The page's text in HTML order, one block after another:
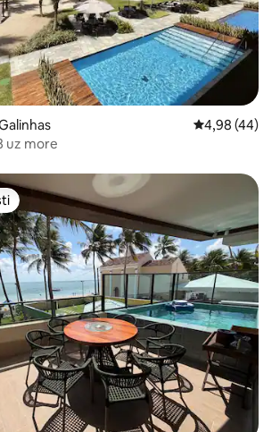
Prosječna
4,98 (44)
uz more
s oznakom „Odabrali gosti”